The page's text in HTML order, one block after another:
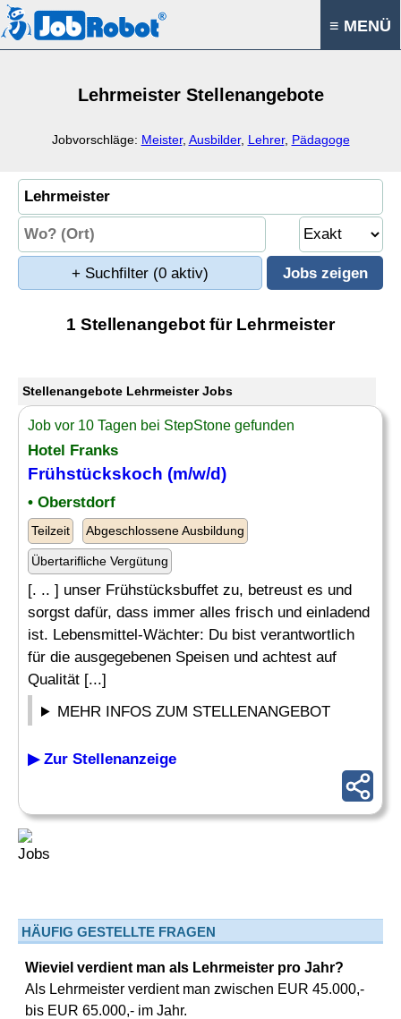
≡ MENÜ
Lehrmeister Stellenangebote
Jobvorschläge: Meister, Ausbilder, Lehrer, Pädagoge
+ Suchfilter (0 aktiv)
1 Stellenangebot für Lehrmeister
Stellenangebote Lehrmeister Jobs
Job vor 10 Tagen bei StepStone gefunden
Hotel Franks
Frühstückskoch (m/w/d)
• Oberstdorf
Teilzeit Abgeschlossene Ausbildung
Übertarifliche Vergütung
[. .. ] unser Frühstücksbuffet zu, betreust es und
sorgst dafür, dass immer alles frisch und einladend
ist. Lebensmittel-Wächter: Du bist verantwortlich
für die ausgegebenen Speisen und achtest auf
Qualität [...]
MEHR INFOS ZUM STELLENANGEBOT
▶ Zur Stellenanzeige
HÄUFIG GESTELLTE FRAGEN
Wieviel verdient man als Lehrmeister pro Jahr?
Als Lehrmeister verdient man zwischen EUR 45.000,-
bis EUR 65.000,- im Jahr.